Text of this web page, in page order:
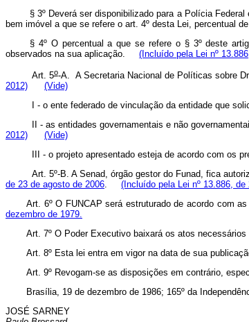
§ 3º Deverá ser disponibilizado para a Polícia
bem imóvel a que se refere o art. 4º desta Lei,
§ 4º O percentual a que se refere o § 3º deste
observados na sua aplicação. (Incluído pela Lei nº
Art. 5o-A. A Secretaria Nacional de Políticas sobre
2012)
(Vide)
I - o ente federado de vinculação da entidade que
II - as entidades governamentais e não
2012)
(Vide)
III - o projeto apresentado esteja de acordo com os
Art. 5º-B. A Senad, órgão gestor do Funad, fica
de 23 de agosto de 2006. (Incluído pela Lei nº 13.886, de
Art. 6º O FUNCAP será estruturado de acordo com
dezembro de 1979.
Art. 7º O Poder Executivo baixará os atos
Art. 8º Esta lei entra em vigor na data de sua
Art. 9º Revogam-se as disposições em contrário,
Brasília, 19 de dezembro de 1986; 165º da
JOSÉ SARNEY